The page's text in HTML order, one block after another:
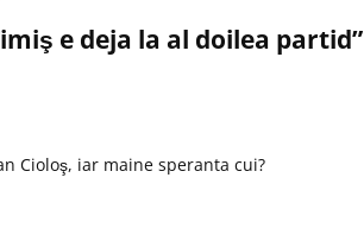
e deja la al doilea partid”
Cioloş, iar maine speranta cui?